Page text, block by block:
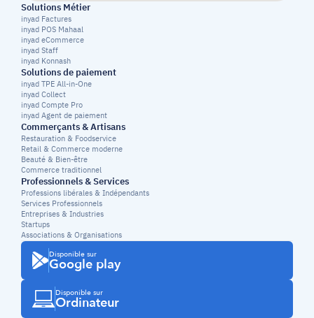
Solutions Métier
inyad Factures
inyad POS Mahaal
inyad eCommerce
inyad Staff
inyad Konnash
Solutions de paiement
inyad TPE All-in-One
inyad Collect
inyad Compte Pro
inyad Agent de paiement
Commerçants & Artisans
Restauration & Foodservice
Retail & Commerce moderne
Beauté & Bien-être
Commerce traditionnel
Professionnels & Services
Professions libérales & Indépendants
Services Professionnels
Entreprises & Industries
Startups
Associations & Organisations
Disponible sur
Google play
Disponible sur
Ordinateur